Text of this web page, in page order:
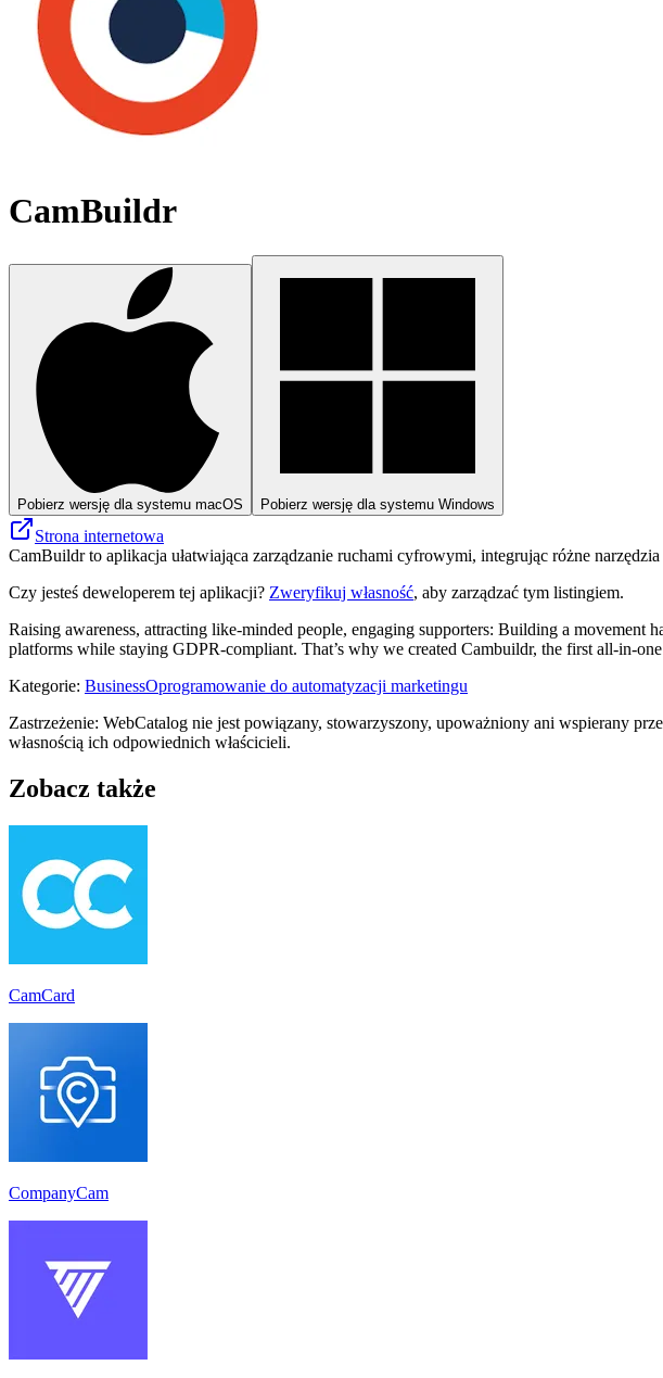
CamBuildr
Pobierz wersję dla systemu macOS Pobierz wersję dla systemu Windows
Strona internetowa
CamBuildr to aplikacja ułatwiająca zarządzanie ruchami cyfrowymi, integrując różne
Czy jesteś deweloperem tej aplikacji? Zweryfikuj własność, aby zarządzać tym listingiem.
Raising awareness, attracting like-minded people, engaging supporters: Building a movement
platforms while staying GDPR-compliant. That’s why we created Cambuildr, the first all-in-
Kategorie: BusinessOprogramowanie do automatyzacji marketingu
Zastrzeżenie: WebCatalog nie jest powiązany, stowarzyszony, upoważniony ani wspierany
własnością ich odpowiednich właścicieli.
Zobacz także
CamCard
CompanyCam